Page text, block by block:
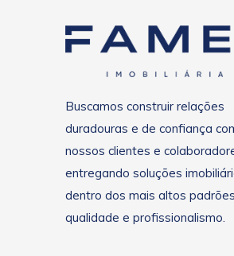
Buscamos construir relações
duradouras e de confiança
nossos clientes e
entregando soluções
dentro dos mais altos
qualidade e profissionalismo.